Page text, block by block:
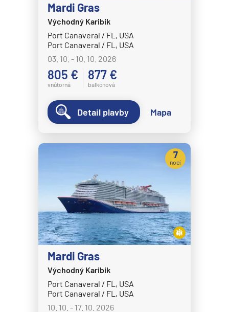
Mardi Gras
Východný Karibik
Port Canaveral / FL, USA
Port Canaveral / FL, USA
03. 10. - 10. 10. 2026
805 €
vnútorná
877 €
balkónová
Detail plavby Mapa
Mardi Gras
Východný Karibik
Port Canaveral / FL, USA
Port Canaveral / FL, USA
10. 10. - 17. 10. 2026
7
nocí